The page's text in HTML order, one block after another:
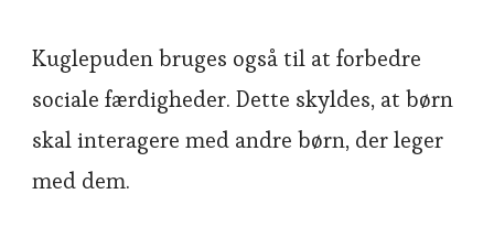
Kuglepuden bruges også til at forbedre
sociale færdigheder. Dette skyldes, at børn
skal interagere med andre børn, der leger
med dem.